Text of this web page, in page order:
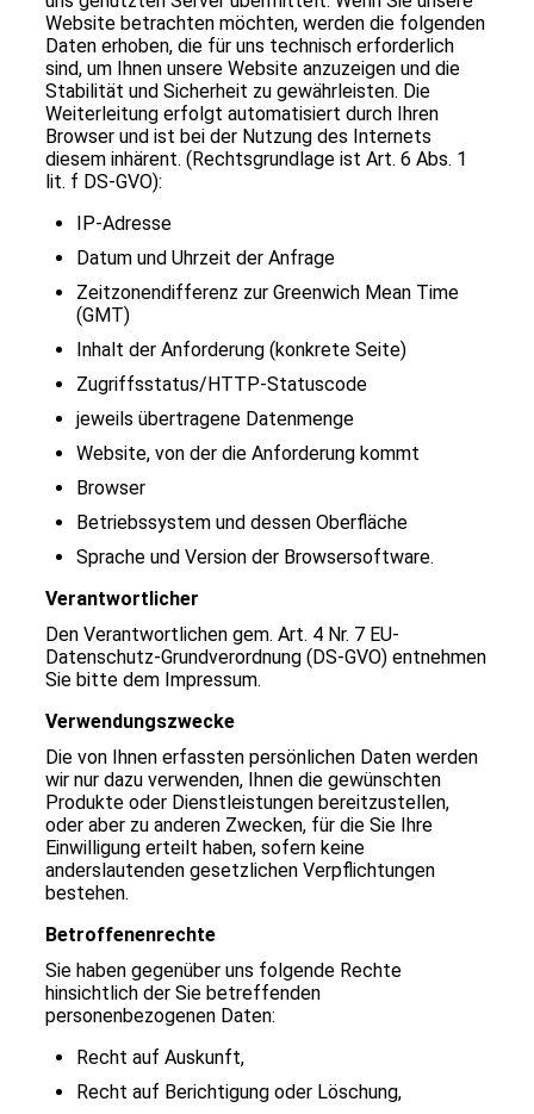
Website betrachten möchten, werden die folgenden
Daten erhoben, die für uns technisch erforderlich
sind, um Ihnen unsere Website anzuzeigen und die
Stabilität und Sicherheit zu gewährleisten. Die
Weiterleitung erfolgt automatisiert durch Ihren
Browser und ist bei der Nutzung des Internets
diesem inhärent. (Rechtsgrundlage ist Art. 6 Abs. 1
lit. f DS-GVO):
IP-Adresse
Datum und Uhrzeit der Anfrage
Zeitzonendifferenz zur Greenwich Mean Time
(GMT)
Inhalt der Anforderung (konkrete Seite)
Zugriffsstatus/HTTP-Statuscode
jeweils übertragene Datenmenge
Website, von der die Anforderung kommt
Browser
Betriebssystem und dessen Oberfläche
Sprache und Version der Browsersoftware.
Verantwortlicher
Den Verantwortlichen gem. Art. 4 Nr. 7 EU-
Datenschutz-Grundverordnung (DS-GVO) entnehmen
Sie bitte dem Impressum.
Verwendungszwecke
Die von Ihnen erfassten persönlichen Daten werden
wir nur dazu verwenden, Ihnen die gewünschten
Produkte oder Dienstleistungen bereitzustellen,
oder aber zu anderen Zwecken, für die Sie Ihre
Einwilligung erteilt haben, sofern keine
anderslautenden gesetzlichen Verpflichtungen
bestehen.
Betroffenenrechte
Sie haben gegenüber uns folgende Rechte
hinsichtlich der Sie betreffenden
personenbezogenen Daten:
Recht auf Auskunft,
Recht auf Berichtigung oder Löschung,